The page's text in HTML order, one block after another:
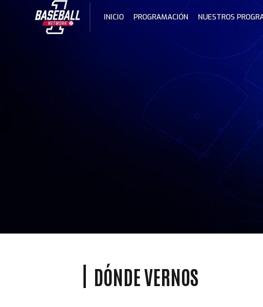
INICIO PROGRAMACIÓN NUESTROS
DÓNDE VERNOS